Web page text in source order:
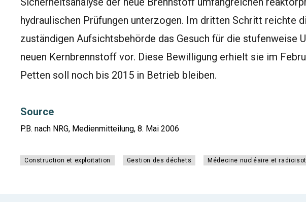
hydraulischen Prüfungen unterzogen. Im dritten Schritt reichte
zuständigen Aufsichtsbehörde das Gesuch für die stufenweise
neuen Kernbrennstoff vor. Diese Bewilligung erhielt sie im
Petten soll noch bis 2015 in Betrieb bleiben.
Source
P.B. nach NRG, Medienmitteilung, 8. Mai 2006
Construction et exploitation Gestion des déchets Médecine nucléaire et